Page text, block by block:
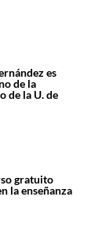
es
de la
de la U. de
gratuito
la enseñanza